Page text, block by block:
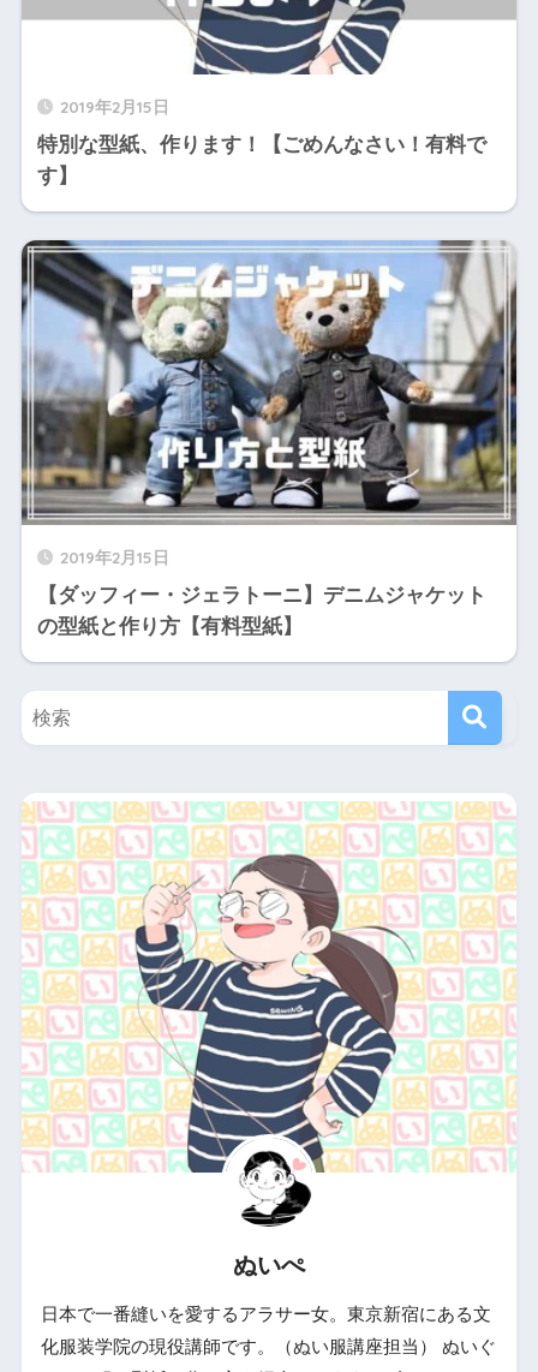
2019年2月15日
特別な型紙、作ります！【ごめんなさい！有料で
す】
2019年2月15日
【ダッフィー・ジェラトーニ】デニムジャケット
の型紙と作り方【有料型紙】
ぬいぺ
日本で一番縫いを愛するアラサー女。東京新宿にある文
化服装学院の現役講師です。（ぬい服講座担当） ぬいぐ